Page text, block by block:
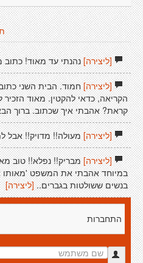
[ליצירה]נהנתי עד מאוד! כתוב
[ליצירה]חמוד. הבית השני
הקריאה, כדאי להקטין. מאוד
קראת? אהבתי איך שכתוב. ברוך
[ליצירה]מעולה!! מדויק!! אבל
[ליצירה]מבריק!! נפלא!! טוב
במיוחד אהבתי את המשפט 'מאותו
בנשים ששולטות בגברים.. [ליצירה]
התחברות